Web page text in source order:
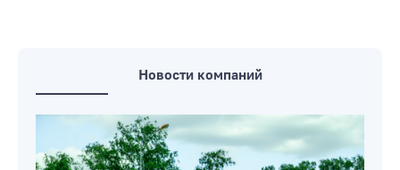
Новости компаний